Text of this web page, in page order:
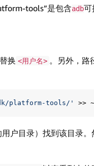
tools”是包含adb可
换 <用户名> 。另外，路
platform-tools/' >>
用户目录）找到该目录。